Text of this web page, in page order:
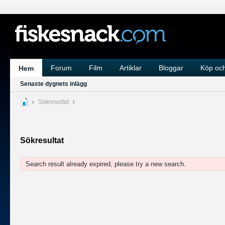
Hem Forum Film Artiklar Bloggar Köp
Senaste dygnets inlägg
Sökresultat
Sökresultat
Search result already expired, please try a new search.